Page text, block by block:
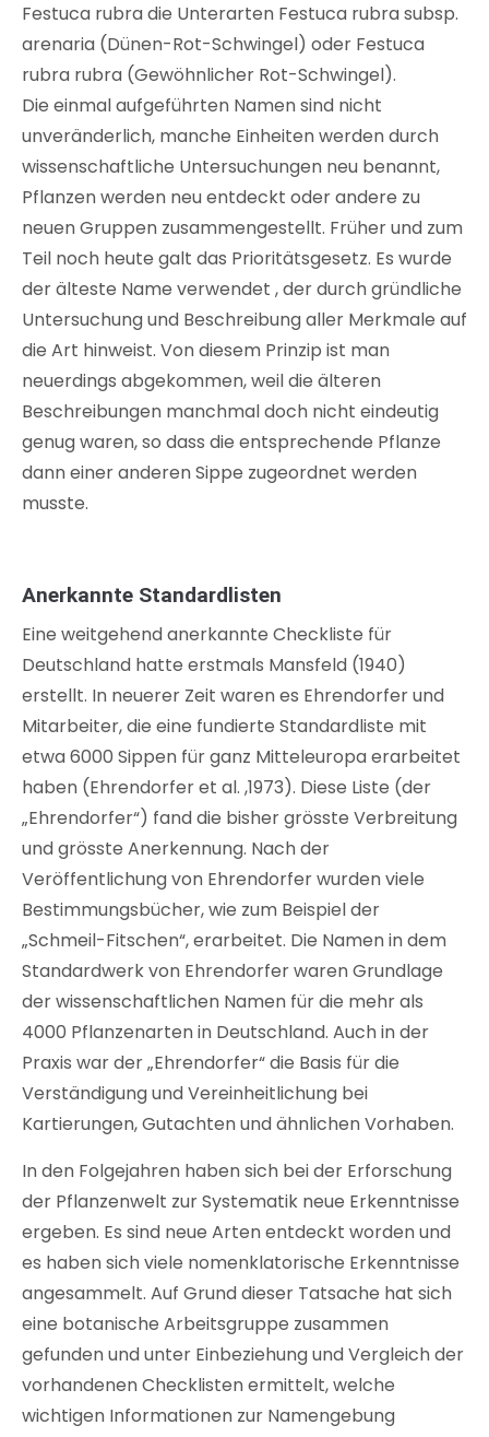
Festuca rubra die Unterarten Festuca rubra subsp.
arenaria (Dünen-Rot-Schwingel) oder Festuca
rubra rubra (Gewöhnlicher Rot-Schwingel).
Die einmal aufgeführten Namen sind nicht
unveränderlich, manche Einheiten werden durch
wissenschaftliche Untersuchungen neu benannt,
Pflanzen werden neu entdeckt oder andere zu
neuen Gruppen zusammengestellt. Früher und zum
Teil noch heute galt das Prioritätsgesetz. Es wurde
der älteste Name verwendet , der durch gründliche
Untersuchung und Beschreibung aller Merkmale auf
die Art hinweist. Von diesem Prinzip ist man
neuerdings abgekommen, weil die älteren
Beschreibungen manchmal doch nicht eindeutig
genug waren, so dass die entsprechende Pflanze
dann einer anderen Sippe zugeordnet werden
musste.
Anerkannte Standardlisten
Eine weitgehend anerkannte Checkliste für
Deutschland hatte erstmals Mansfeld (1940)
erstellt. In neuerer Zeit waren es Ehrendorfer und
Mitarbeiter, die eine fundierte Standardliste mit
etwa 6000 Sippen für ganz Mitteleuropa erarbeitet
haben (Ehrendorfer et al. ,1973). Diese Liste (der
„Ehrendorfer“) fand die bisher grösste Verbreitung
und grösste Anerkennung. Nach der
Veröffentlichung von Ehrendorfer wurden viele
Bestimmungsbücher, wie zum Beispiel der
„Schmeil-Fitschen“, erarbeitet. Die Namen in dem
Standardwerk von Ehrendorfer waren Grundlage
der wissenschaftlichen Namen für die mehr als
4000 Pflanzenarten in Deutschland. Auch in der
Praxis war der „Ehrendorfer“ die Basis für die
Verständigung und Vereinheitlichung bei
Kartierungen, Gutachten und ähnlichen Vorhaben.
In den Folgejahren haben sich bei der Erforschung
der Pflanzenwelt zur Systematik neue Erkenntnisse
ergeben. Es sind neue Arten entdeckt worden und
es haben sich viele nomenklatorische Erkenntnisse
angesammelt. Auf Grund dieser Tatsache hat sich
eine botanische Arbeitsgruppe zusammen
gefunden und unter Einbeziehung und Vergleich der
vorhandenen Checklisten ermittelt, welche
wichtigen Informationen zur Namengebung